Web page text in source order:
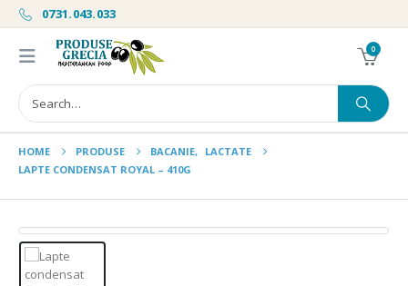
0731.043.033
0
HOME PRODUSE BACANIE, LACTATE
LAPTE CONDENSAT ROYAL – 410G